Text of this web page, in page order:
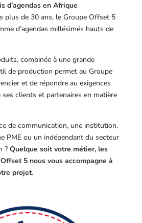
d’agendas en Afrique
plus de 30 ans, le Groupe Offset 5
d’agendas millésimés hauts de
combinée à une grande
de production permet au Groupe
et de répondre au exigences
clients et partenaires en matière
de communication, une institution,
PME ou un indépendant du secteur
? Quelque soit votre métier, les
5 nous vous accompagne à
projet.